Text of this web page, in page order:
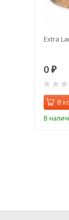
Extra
0 ₽
В
В